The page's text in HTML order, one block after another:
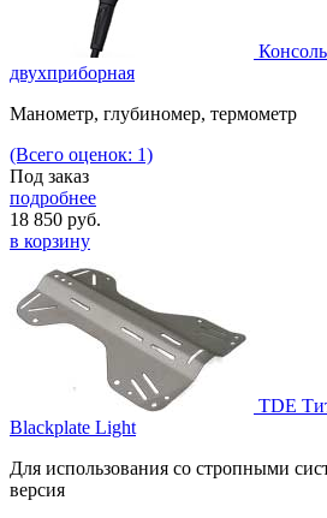
двухприборная
Манометр, глубиномер, термометр
(Всего оценок: 1)
Под заказ
подробнее
18 850 руб.
в корзину
TDE
Blackplate Light
Для использования со стропными
версия